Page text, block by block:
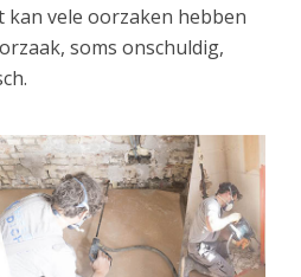
vele oorzaken hebben
soms onschuldig,